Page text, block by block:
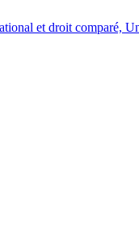
et droit comparé,